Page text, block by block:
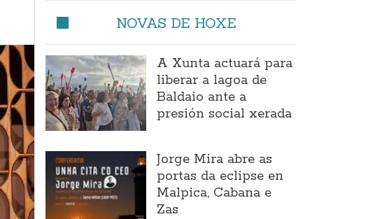
NOVAS DE HOXE
A Xunta actuará para
liberar a lagoa de
Baldaio ante a
presión social xerada
Jorge Mira abre as
portas da eclipse en
Malpica, Cabana e
Zas